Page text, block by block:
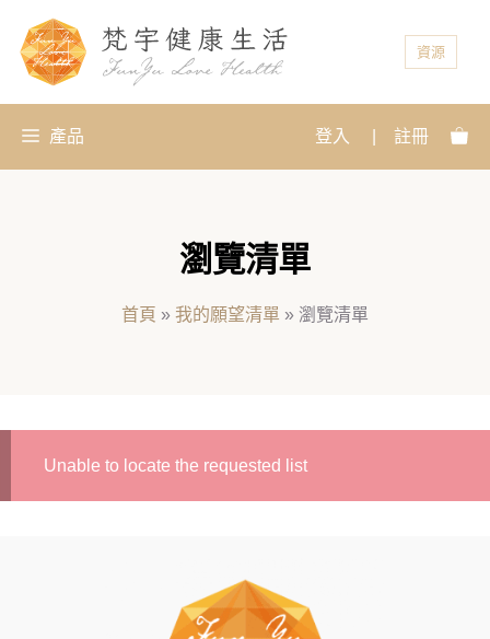
資源
產品 登入 註冊
瀏覽清單
首頁 » 我的願望清單 » 瀏覽清單
Unable to locate the requested list